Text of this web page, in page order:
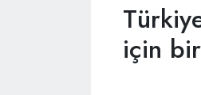
için